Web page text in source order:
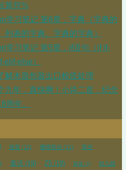
算符%
学习笔记 第6章，字典（字典的
列表的字典、字典的字典）
学习笔记 第5章，jf语句（if if-
elif-else）
解木质包装出口检疫处理
九年，真快啊！小诗二首，纪念
周年。
迷螯 (12) 珊瑚莫丝 (11) 莫丝
童话 (19) Z5 (19) 荷花 (7) 幼儿园